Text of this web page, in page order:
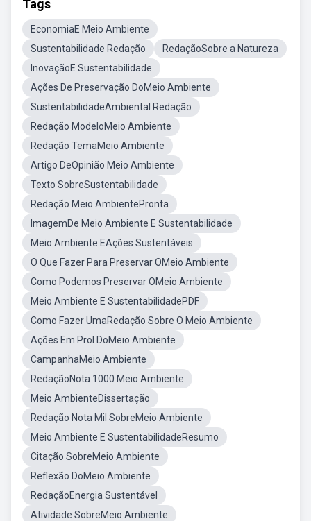
Tags
EconomiaE Meio Ambiente
Sustentabilidade Redação
RedaçãoSobre a Natureza
InovaçãoE Sustentabilidade
Ações De Preservação DoMeio Ambiente
SustentabilidadeAmbiental Redação
Redação ModeloMeio Ambiente
Redação TemaMeio Ambiente
Artigo DeOpinião Meio Ambiente
Texto SobreSustentabilidade
Redação Meio AmbientePronta
ImagemDe Meio Ambiente E Sustentabilidade
Meio Ambiente EAções Sustentáveis
O Que Fazer Para Preservar OMeio Ambiente
Como Podemos Preservar OMeio Ambiente
Meio Ambiente E SustentabilidadePDF
Como Fazer UmaRedação Sobre O Meio Ambiente
Ações Em Prol DoMeio Ambiente
CampanhaMeio Ambiente
RedaçãoNota 1000 Meio Ambiente
Meio AmbienteDissertação
Redação Nota Mil SobreMeio Ambiente
Meio Ambiente E SustentabilidadeResumo
Citação SobreMeio Ambiente
Reflexão DoMeio Ambiente
RedaçãoEnergia Sustentável
Atividade SobreMeio Ambiente